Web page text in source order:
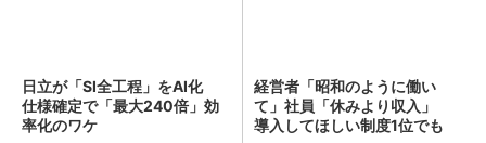
日立が「SI全工程」をAI化
仕様確定で「最大240倍」効
率化のワケ
経営者「昭和のように働い
て」社員「休みより収入」
導入してほしい制度1位でも